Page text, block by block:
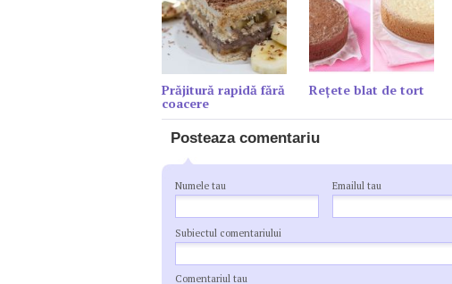
Prăjitură rapidă fără
coacere
Reţete blat de tort
Posteaza comentariu
Numele tau Emailul tau
Subiectul comentariului
Comentariul tau